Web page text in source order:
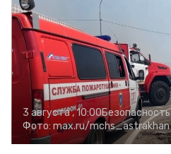
3 августа , 10:00Безопасность
Фото: max.ru/mchs_astrakhan